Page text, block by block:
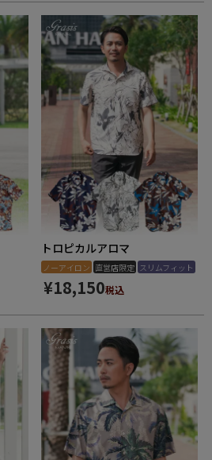
トロピカルアロマ
ノーアイロン 直営店限定 スリムフィット
¥18,150税込